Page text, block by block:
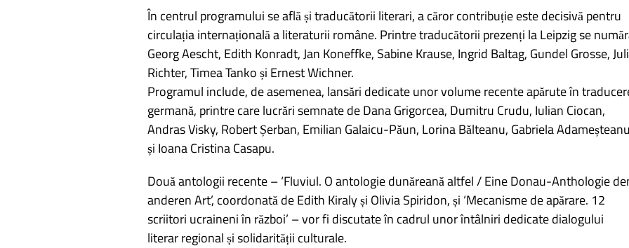
În centrul programului se află și traducătorii literari, a căror contribuție este decisivă pentru
circulația internațională a literaturii române. Printre traducătorii prezenți la Leipzig se
Georg Aescht, Edith Konradt, Jan Koneffke, Sabine Krause, Ingrid Baltag, Gundel Grosse,
Richter, Timea Tanko și Ernest Wichner.
Programul include, de asemenea, lansări dedicate unor volume recente apărute în
germană, printre care lucrări semnate de Dana Grigorcea, Dumitru Crudu, Iulian Ciocan,
Andras Visky, Robert Șerban, Emilian Galaicu-Păun, Lorina Bălteanu, Gabriela Adameșteanu
și Ioana Cristina Casapu.
Două antologii recente – ‘Fluviul. O antologie dunăreană altfel / Eine Donau-Anthologie
anderen Art’, coordonată de Edith Kiraly și Olivia Spiridon, și ‘Mecanisme de apărare. 12
scriitori ucraineni în război’ – vor fi discutate în cadrul unor întâlniri dedicate dialogului
literar regional și solidarității culturale.